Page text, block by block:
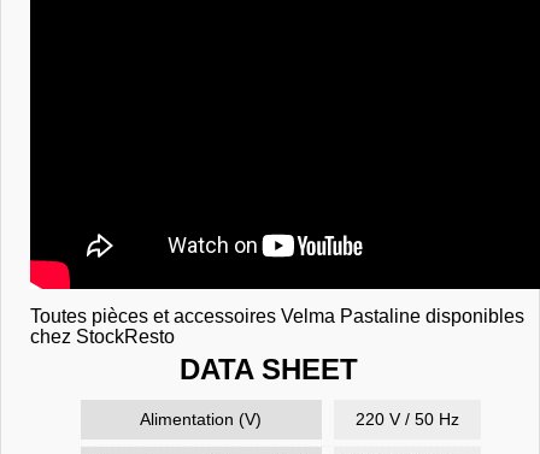
Toutes pièces et accessoires Velma Pastaline disponibles
chez StockResto
DATA SHEET
Alimentation (V) 220 V / 50 Hz